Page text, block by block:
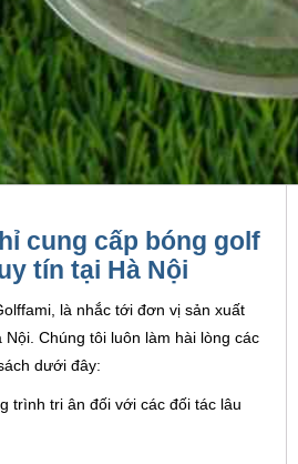
cung cấp bóng golf
tín tại Hà Nội
là nhắc tới đơn vị sản xuất
Nội. Chúng tôi luôn làm hài lòng các
dưới đây:
trình tri ân đối với các đối tác lâu